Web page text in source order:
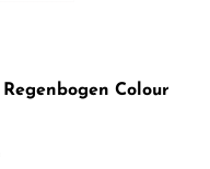
Colour